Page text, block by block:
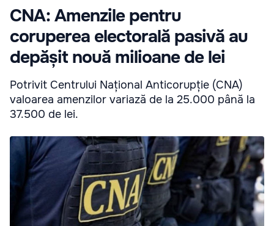
CNA: Amenzile pentru
coruperea electorală pasivă au
depășit nouă milioane de lei
Potrivit Centrului Național Anticorupție (CNA)
valoarea amenzilor variază de la 25.000 până la
37.500 de lei.